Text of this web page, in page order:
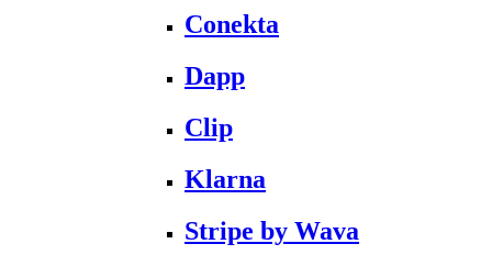
Conekta
Dapp
Clip
Klarna
Stripe by Wava